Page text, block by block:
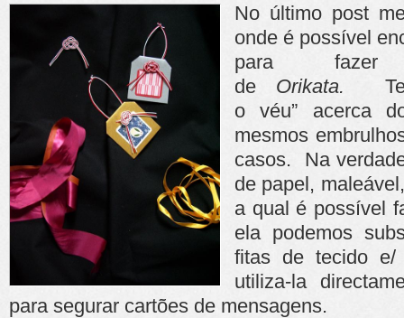
No último post
onde é possível
para fazer
de Orikata.
o véu” acerca
mesmos
casos. Na
de papel,
a qual é possível
ela podemos
fitas de tecido
utiliza-la
para segurar cartões de mensagens.